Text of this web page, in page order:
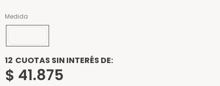
Medida
12 CUOTAS SIN INTERÉS DE:
$ 41.875